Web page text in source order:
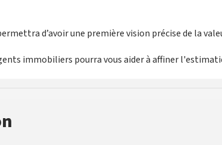
d’avoir une première vision précise de la
immobiliers pourra vous aider à affiner